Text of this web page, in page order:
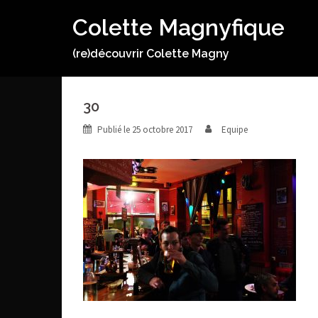
Colette Magnyfique
(re)découvrir Colette Magny
30
Publié le 25 octobre 2017 Equipe